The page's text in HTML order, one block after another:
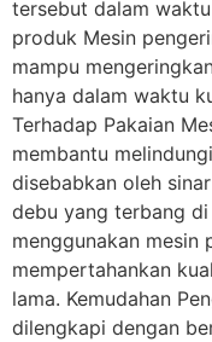
tersebut dalam
produk Mesin
mampu
hanya dalam waktu
Terhadap Pakaian
membantu
disebabkan oleh
debu yang terbang
menggunakan mesin
mempertahankan
lama. Kemudahan
dilengkapi dengan